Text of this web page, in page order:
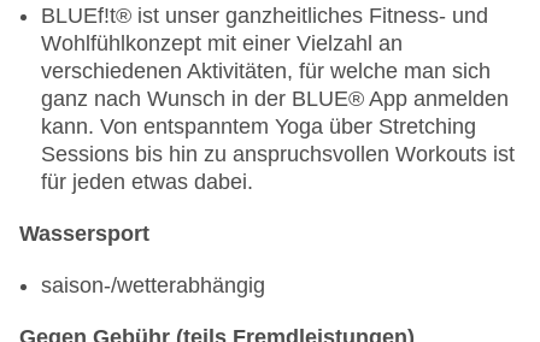
Kaffee/Tee am Nachmittag: gegen Gebühr
Galadinner: wöchentlich, ohne Gebühr
Restaurants: 2
Restaurant „Culinarium (1x pro Aufenthalt
inklusive)“: à la carte, Anfrage & Reservierung
notwendig, gegen Gebühr, mehrmals pro Woche
erwünscht
international, Diätküche: ohne Gebühr, Anfrage
BLUEf!t® ist unser ganzheitliches Fitness- und
Wohlfühlkonzept mit einer Vielzahl an
verschiedenen Aktivitäten, für welche man sich
ganz nach Wunsch in der BLUE® App anmelden
kann. Von entspanntem Yoga über Stretching
Sessions bis hin zu anspruchsvollen Workouts ist
für jeden etwas dabei.
Wassersport
saison-/wetterabhängig